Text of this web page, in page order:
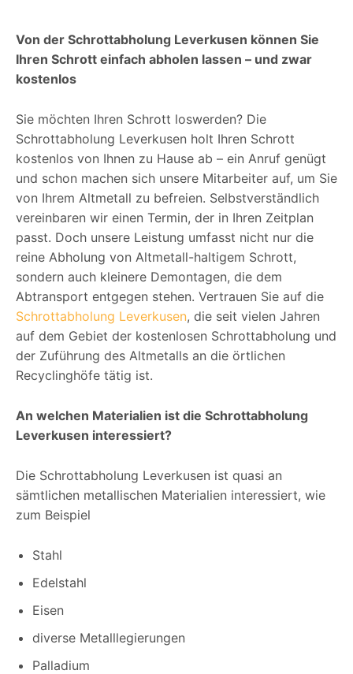
Von der Schrottabholung Leverkusen können Sie
Ihren Schrott einfach abholen lassen – und zwar
kostenlos
Sie möchten Ihren Schrott loswerden? Die
Schrottabholung Leverkusen holt Ihren Schrott
kostenlos von Ihnen zu Hause ab – ein Anruf genügt
und schon machen sich unsere Mitarbeiter auf, um Sie
von Ihrem Altmetall zu befreien. Selbstverständlich
vereinbaren wir einen Termin, der in Ihren Zeitplan
passt. Doch unsere Leistung umfasst nicht nur die
reine Abholung von Altmetall-haltigem Schrott,
sondern auch kleinere Demontagen, die dem
Abtransport entgegen stehen. Vertrauen Sie auf die
Schrottabholung Leverkusen, die seit vielen Jahren
auf dem Gebiet der kostenlosen Schrottabholung und
der Zuführung des Altmetalls an die örtlichen
Recyclinghöfe tätig ist.
An welchen Materialien ist die Schrottabholung
Leverkusen interessiert?
Die Schrottabholung Leverkusen ist quasi an
sämtlichen metallischen Materialien interessiert, wie
zum Beispiel
Stahl
Edelstahl
Eisen
diverse Metalllegierungen
Palladium